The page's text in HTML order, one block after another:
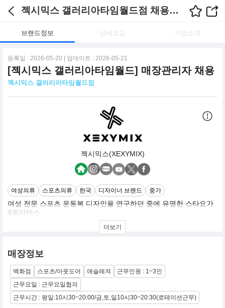
젝시믹스 갤러리아타임월드점 채용정보
브랜드정보 상세요강 기업소개
등록일 : 2026-05-20 | 업데이트 : 2026-05-21
[젝시믹스 갤러리아타임월드] 매장관리자 채용
젝시믹스 갤러리아타임월드점
젝시믹스(XEXYMIX)
여성의류 스포츠의류 한국 디자이너 브랜드 중가
여성 전문 스포츠 운동복 디자인을 연구하던 중에 유명한 스타요가
&필라테스
강사 수십명을 모아놓고 필라테스 운동을 하기에 가장 좋은 여러가
특히, 필라테스 처럼 반복된 연속동작과 파워하우스인 아랫배, 힙을
강화하기위한
최적의 원단과 디자인을 강사에게 물었고, 강사들은 모두 여러가지
원단과 디자인
중 만족하는 하나를 지목했으며, 그 원단과 디자인이 XEXYMIX의
시초가 되었다.
더보기
매장정보
백화점 스포츠/아웃도어 애슬레져
근무인원 : 1~3인
근무요일 : 근무요일협의
근무시간 : 평일:10시30~20:00/금,토,일10시30~20:30(로테이션근무)